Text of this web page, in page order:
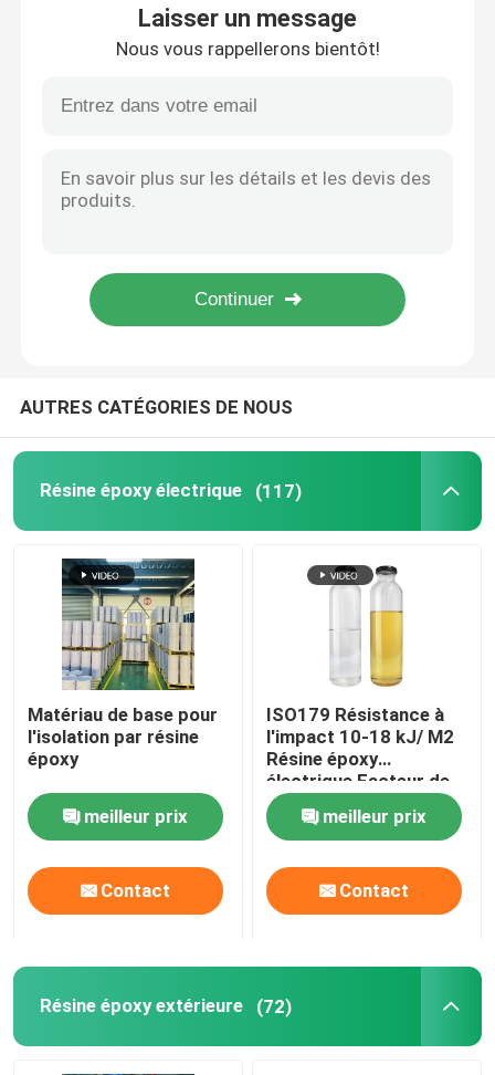
Résine époxy électrique
Résine époxy ignifuge
Injection de résine époxy
Adjuvant de salaison de résine époxyde
Résine époxy de transformateur
Durcissement de la résine époxy
Poudre de silice
Lubrifiant de moule
Pâte pigmentaire époxy
résine époxy isolante électrique
Matière première de transformateur
Colorant fini à la machine de résine époxyde d'isolateur d'APG pour le processus d'APG
Laisser un message
Nous vous rappellerons bientôt!
AUTRES CATÉGORIES DE NOUS
Résine époxy électrique (117)
Matériau de base pour
l'isolation par résine
époxy
meilleur prix
Contact
ISO179 Résistance à
l'impact 10-18 kJ/ M2
Résine époxy
électrique Facteur de
perte 0,02
meilleur prix
Contact
Résine époxy extérieure (72)